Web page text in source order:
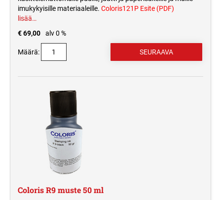
imukykyisille materiaaleille. Coloris121P Esite (PDF)
lisää…
€ 69,00
alv 0 %
Määrä:
Coloris R9 muste 50 ml